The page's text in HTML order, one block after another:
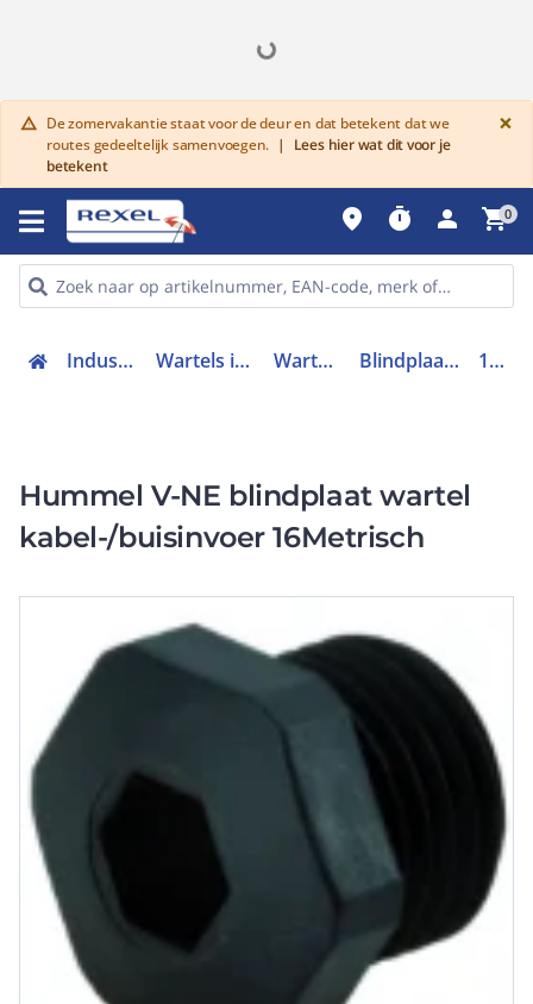
warning De zomervakantie staat voor de deur en dat betekent dat we
routes gedeeltelijk samenvoegen. |
Lees hier wat dit voor je
betekent
×
place timer person shopping_cart0
Industriele componenten Wartels industrieel en toebehoren Wartel kabel- buisinvoer Blindplaat wartel kabel- buisinvoer 1255160150
Hummel V-NE blindplaat wartel
kabel-/buisinvoer 16Metrisch